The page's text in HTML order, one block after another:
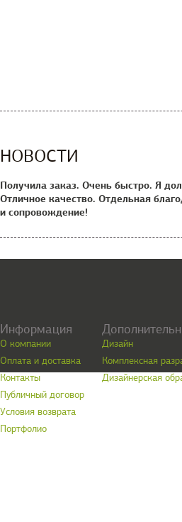
НОВОСТИ
Получила заказ. Очень быстро. Я
Отличное качество. Отдельная
и сопровождение!
Информация
О компании
Оплата и доставка
Контакты
Публичный договор
Условия возврата
Портфолио
Дизайн
Комплексная
Дизайнерская